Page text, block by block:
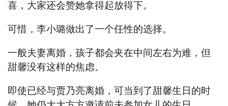
喜，大家还会赞她拿得起放得下。
可惜，李小璐做出了一个任性的选择。
一般夫妻离婚，孩子都会夹在中间左右为难，但
甜馨没有这样的焦虑。
即使已经与贾乃亮离婚，可当到了甜馨生日的时